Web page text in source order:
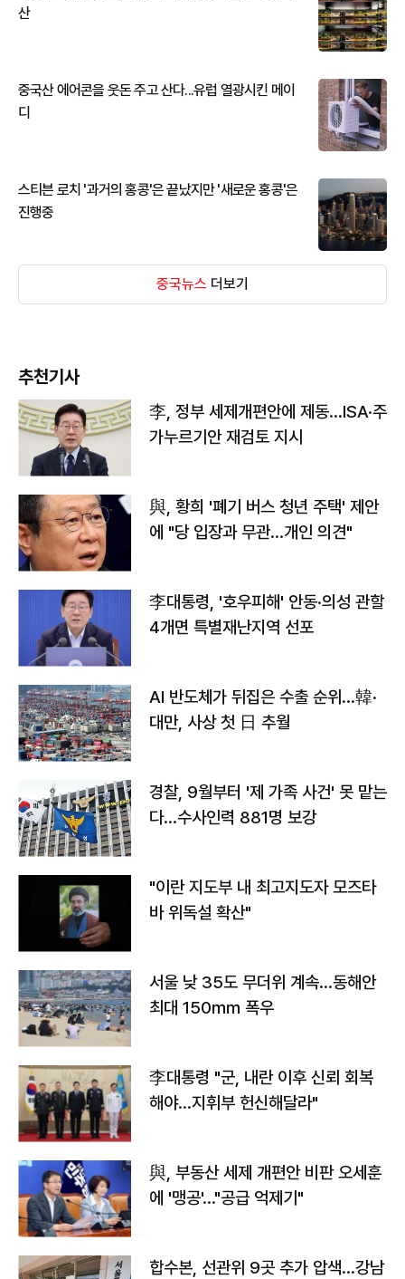
산
중국산 에어콘을 웃돈 주고 산다...유럽 열광시킨 메이
디
스티븐 로치 '과거의 홍콩'은 끝났지만 '새로운 홍콩'은
진행중
중국뉴스 더보기
추천기사
李, 정부 세제개편안에 제동…ISA·주
가누르기안 재검토 지시
與, 황희 '폐기 버스 청년 주택' 제안
에 "당 입장과 무관…개인 의견"
李대통령, '호우피해' 안동·의성 관할
4개면 특별재난지역 선포
AI 반도체가 뒤집은 수출 순위…韓·
대만, 사상 첫 日 추월
경찰, 9월부터 '제 가족 사건' 못 맡는
다…수사인력 881명 보강
"이란 지도부 내 최고지도자 모즈타
바 위독설 확산"
서울 낮 35도 무더위 계속…동해안
최대 150㎜ 폭우
李대통령 "군, 내란 이후 신뢰 회복
해야…지휘부 헌신해달라"
與, 부동산 세제 개편안 비판 오세훈
에 '맹공'…"공급 억제기"
합수본, 선관위 9곳 추가 압색…강남